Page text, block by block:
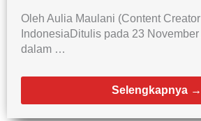
Oleh Aulia Maulani (Content
IndonesiaDitulis pada 23
dalam …
Selengkapnya →